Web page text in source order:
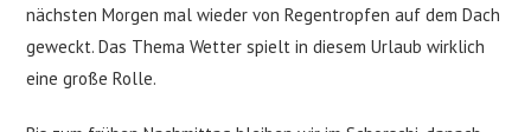
nächsten Morgen mal wieder von Regentropfen auf dem Dach
geweckt. Das Thema Wetter spielt in diesem Urlaub wirklich
eine große Rolle.